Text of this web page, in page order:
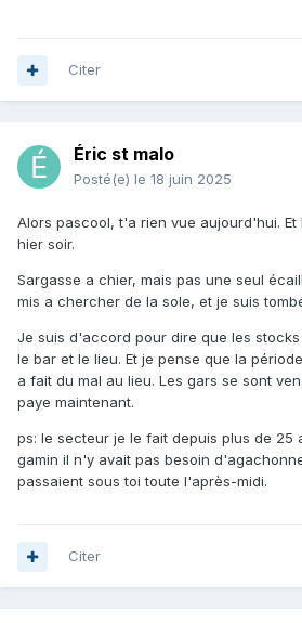
Citer
Éric st malo
Posté(e) le 18 juin 2025
Alors pascool, t'a rien vue aujourd'hui. Et
hier soir.
Sargasse a chier, mais pas une seul
mis a chercher de la sole, et je suis
Je suis d'accord pour dire que les
le bar et le lieu. Et je pense que la
a fait du mal au lieu. Les gars se sont
paye maintenant.
ps: le secteur je le fait depuis plus de 25
gamin il n'y avait pas besoin
passaient sous toi toute l'après-midi.
Citer